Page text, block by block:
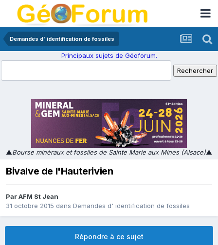
Demandes d' identification de fossiles
Principaux sujets de Géoforum.
▲Bourse minéraux et fossiles de Sainte Marie aux Mines (Alsace)▲
Bivalve de l'Hauterivien
ParAFM St Jean
31 octobre 2015 dans Demandes d' identification de fossiles
Répondre à ce sujet